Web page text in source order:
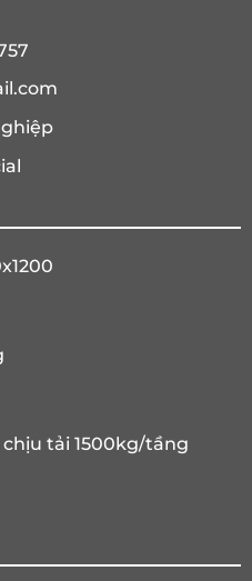
tải 1500kg/tầng